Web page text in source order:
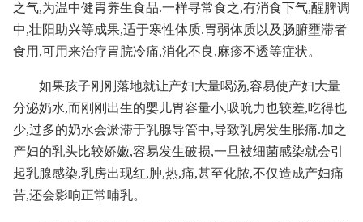
之气,为温中健胃养生食品.一样寻常食之,有消食下气,醒脾调
中,壮阳助兴等成果,适于寒性体质.胃弱体质以及肠腑壅滞者
食用,可用来治疗胃脘冷痛,消化不良,麻疹不透等症状。
如果孩子刚刚落地就让产妇大量喝汤,容易使产妇大量
分泌奶水,而刚刚出生的婴儿胃容量小,吸吮力也较差,吃得也
少,过多的奶水会淤滞于乳腺导管中,导致乳房发生胀痛.加之
产妇的乳头比较娇嫩,容易发生破损,一旦被细菌感染就会引
起乳腺感染,乳房出现红,肿,热,痛,甚至化脓,不仅造成产妇痛
苦,还会影响正常哺乳。